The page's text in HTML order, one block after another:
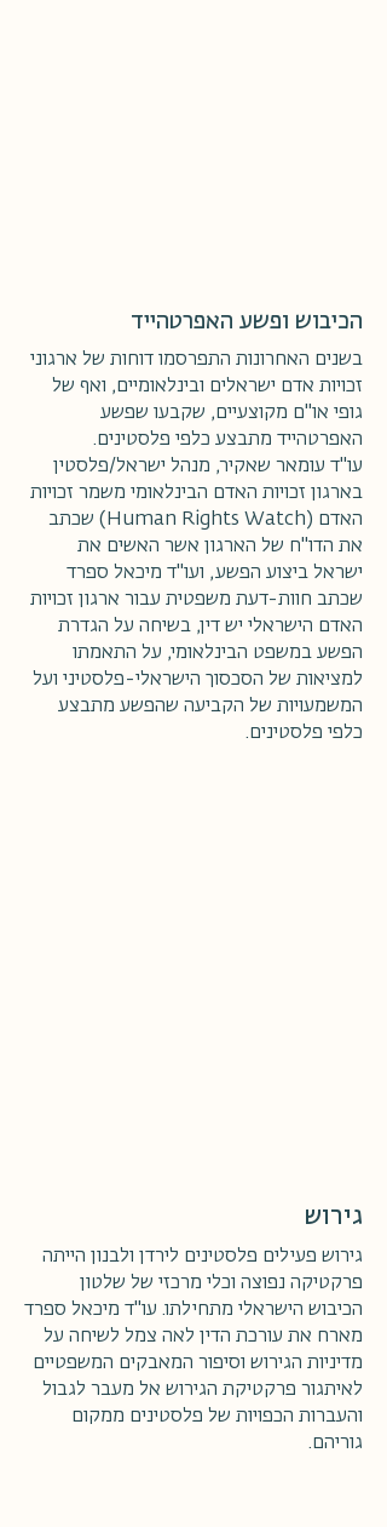
הכיבוש ופשע האפרטהייד
בשנים האחרונות התפרסמו דוחות של ארגוני
זכויות אדם ישראלים ובינלאומיים, ואף של
גופי או"ם מקוצעיים, שקבעו שפשע
האפרטהייד מתבצע כלפי פלסטינים.
עו"ד עומאר שאקיר, מנהל ישראל/פלסטין
בארגון זכויות האדם הבינלאומי משמר זכויות
האדם (Human Rights Watch) שכתב
את הדו"ח של הארגון אשר האשים את
ישראל ביצוע הפשע, ועו"ד מיכאל ספרד
שכתב חוות-דעת משפטית עבור ארגון זכויות
האדם הישראלי יש דין, בשיחה על הגדרת
הפשע במשפט הבינלאומי, על התאמתו
למציאות של הסכסוך הישראלי-פלסטיני ועל
המשמעויות של הקביעה שהפשע מתבצע
כלפי פלסטינים.
גירוש
גירוש פעילים פלסטינים לירדן ולבנון הייתה
פרקטיקה נפוצה וכלי מרכזי של שלטון
הכיבוש הישראלי מתחילתו. עו"ד מיכאל ספרד
מארח את עורכת הדין לאה צמל לשיחה על
מדיניות הגירוש וסיפור המאבקים המשפטיים
לאיתגור פרקטיקת הגירוש אל מעבר לגבול
והעברות הכפויות של פלסטינים ממקום
גוריהם.